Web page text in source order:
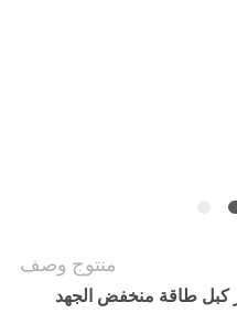
منتوج وصف